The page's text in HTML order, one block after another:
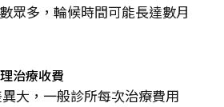
眾多，輪候時間可能長達數月
治療收費
大，一般診所每次治療費用